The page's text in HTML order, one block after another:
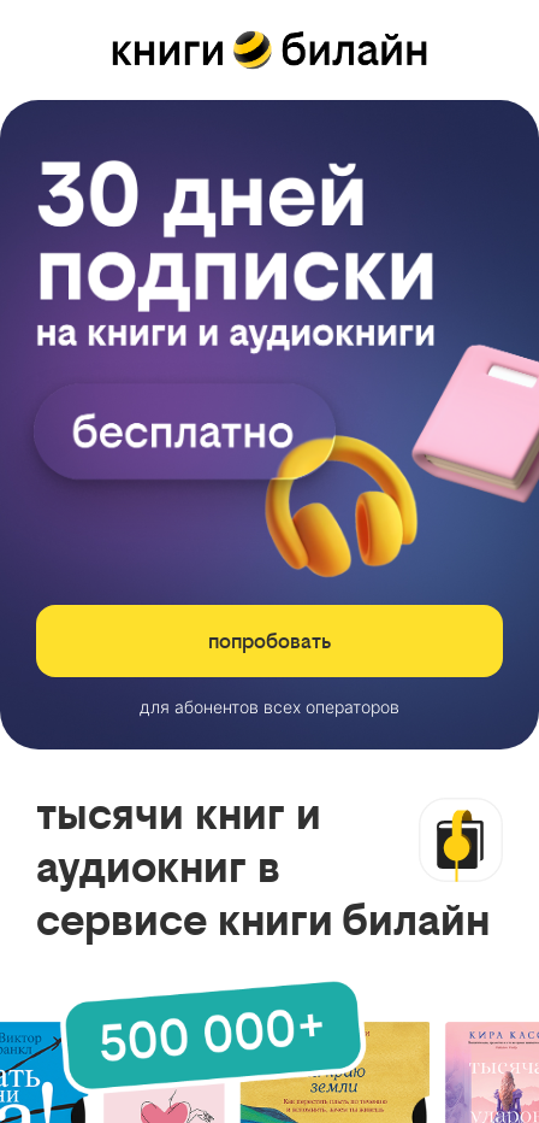
попробовать
для абонентов всех операторов
тысячи книг и
аудиокниг в
сервисе книги билайн